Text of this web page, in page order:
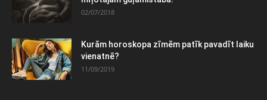
02/07/2018
Kurām horoskopa zīmēm patīk pavadīt laiku
vienatnē?
11/09/2019